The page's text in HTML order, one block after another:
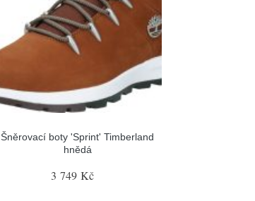
Šněrovací boty 'Sprint' Timberland
hnědá
3 749 Kč